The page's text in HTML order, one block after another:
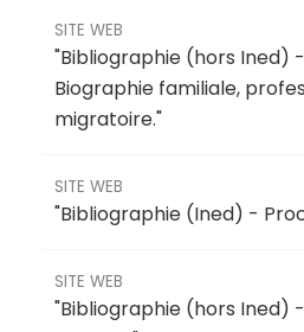
SITE WEB
"Bibliographie (hors Ined)
Biographie familiale,
migratoire."
SITE WEB
"Bibliographie (Ined) -
SITE WEB
"Bibliographie (hors Ined)